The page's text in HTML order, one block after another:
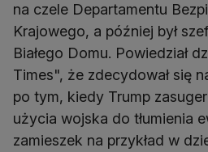
na czele Departamentu
Krajowego, a później był
Białego Domu. Powiedział
Times", że zdecydował się
po tym, kiedy Trump
użycia wojska do tłumienia
zamieszek na przykład w